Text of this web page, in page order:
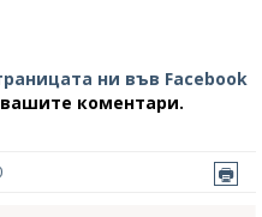
ни във Facebook
коментари.